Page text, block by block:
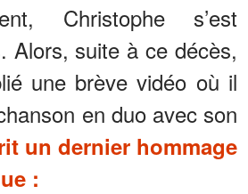
Christophe s’est
Alors, suite à ce décès,
une brève vidéo où il
en duo avec son
un dernier hommage
: